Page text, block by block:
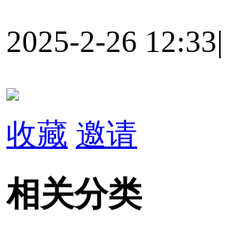
2025-2-26 12:33|
收藏 邀请
相关分类